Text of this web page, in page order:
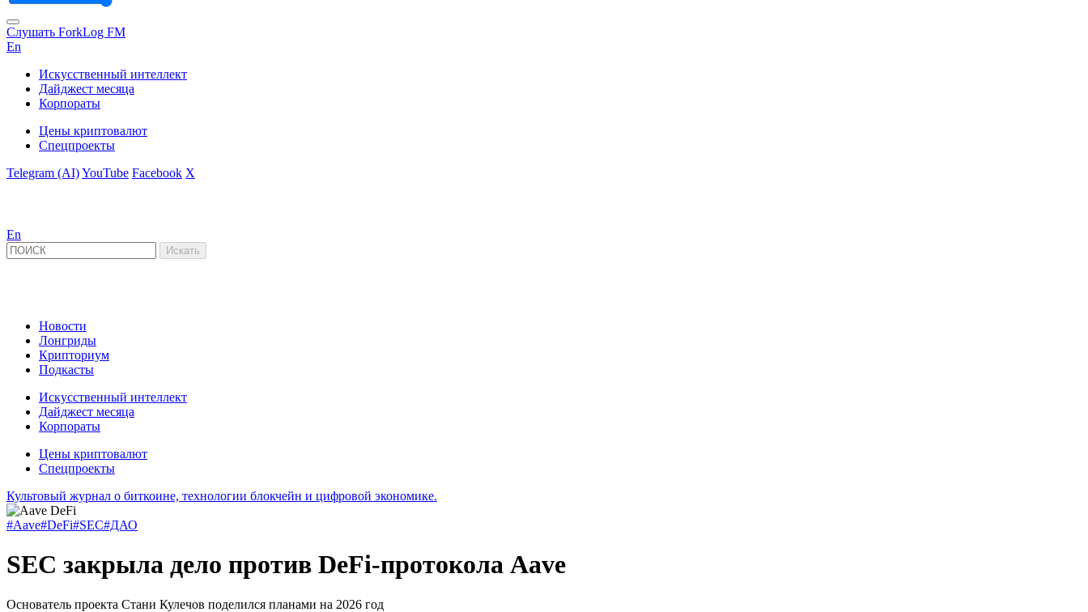
Слушать ForkLog FM
En
Искусственный интеллект
Дайджест месяца
Корпораты
Цены криптовалют
Спецпроекты
Telegram (AI)YouTube Facebook X
En
Новости
Лонгриды
Крипториум
Подкасты
Искусственный интеллект
Дайджест месяца
Корпораты
Цены криптовалют
Спецпроекты
Культовый журнал о биткоине, технологии блокчейн и цифровой экономике.
#Aave#DeFi#SEC#ДАО
SEC закрыла дело против DeFi-протокола Aave
Основатель проекта Стани Кулечов поделился планами на 2026 год